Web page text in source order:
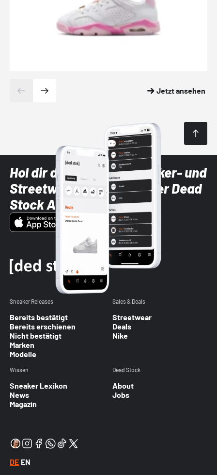
Jetzt ansehen
Hol dir die neuesten Sneaker- und
Streetwear-Brands mit der Dead
Stock App
Sneaker Releases
Bereits bestätigt
Bereits erschienen
Nicht bestätigt
Marken
Modelle
Sales & Deals
Streetwear
Deals
Nike
Wissen
Sneaker Lexikon
News
Magazin
Dead Stock
About
Jobs
DE EN